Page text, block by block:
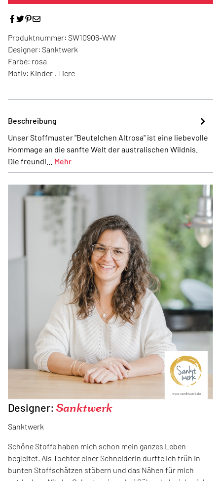
Produktnummer: SW10906-WW
Designer: Sanktwerk
Farbe: rosa
Motiv: Kinder , Tiere
Beschreibung
Unser Stoffmuster "Beutelchen Altrosa" ist eine liebevolle
Hommage an die sanfte Welt der australischen Wildnis.
Die freundl… Mehr
Designer: Sanktwerk
Sanktwerk
Schöne Stoffe haben mich schon mein ganzes Leben
begleitet. Als Tochter einer Schneiderin durfte ich früh in
bunten Stoffschätzen stöbern und das Nähen für mich